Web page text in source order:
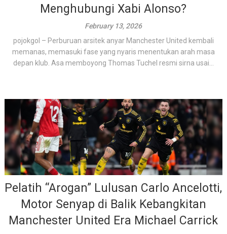
Menghubungi Xabi Alonso?
February 13, 2026
pojokgol – Perburuan arsitek anyar Manchester United kembali
memanas, memasuki fase yang nyaris menentukan arah masa
depan klub. Asa memboyong Thomas Tuchel resmi sirna usai...
Pelatih “Arogan” Lulusan Carlo Ancelotti,
Motor Senyap di Balik Kebangkitan
Manchester United Era Michael Carrick